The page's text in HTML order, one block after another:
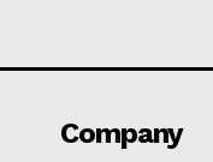
Company